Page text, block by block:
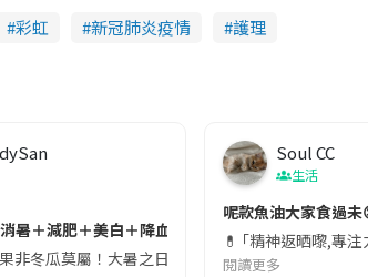
彩虹 新冠肺炎疫情 護理
行李中的行動電源。一名旅客日前在機場安檢
暑＋減肥＋美白＋降血脂
非冬瓜莫屬！大暑之日，點都要飲碗冬瓜湯消暑
Soul CC
生活
呢款魚油大家食過未
💊 ｢精神返晒嚟,專
閱讀更多